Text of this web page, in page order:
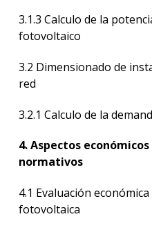
3.1.3 Calculo de la
fotovoltaico
3.2 Dimensionado de
red
3.2.1 Calculo de la
4. Aspectos
normativos
4.1 Evaluación
fotovoltaica